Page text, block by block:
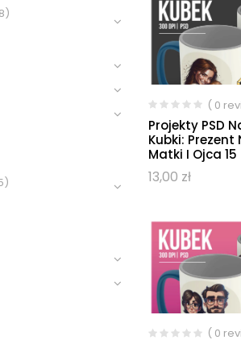
( 0
Projekty PSD
Kubki: Prezent
Matki I Ojca 15
13,00 zł
( 0